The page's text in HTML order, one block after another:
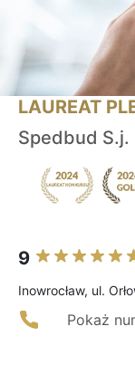
LAUREAT
Spedbud S.j.
9
Inowrocław, ul.
Pokaż